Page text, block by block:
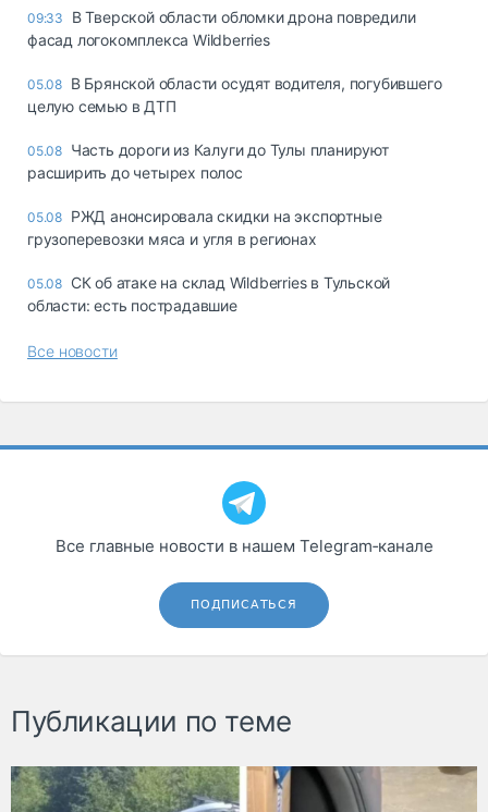
09:33
В Тверской области обломки дрона повредили
фасад логокомплекса Wildberries
05.08 В Брянской области осудят водителя, погубившего
целую семью в ДТП
05.08 Часть дороги из Калуги до Тулы планируют
расширить до четырех полос
05.08 РЖД анонсировала скидки на экспортные
грузоперевозки мяса и угля в регионах
05.08 СК об атаке на склад Wildberries в Тульской
области: есть пострадавшие
Все новости
Все главные новости в нашем Telegram‑канале
ПОДПИСАТЬСЯ
Публикации по теме